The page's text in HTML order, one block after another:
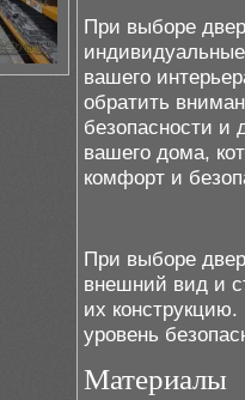
При выборе
вашего
обратить
безопасности и
вашего дома,
комфорт и
При выборе
внешний вид и
их
уровень
Материалы